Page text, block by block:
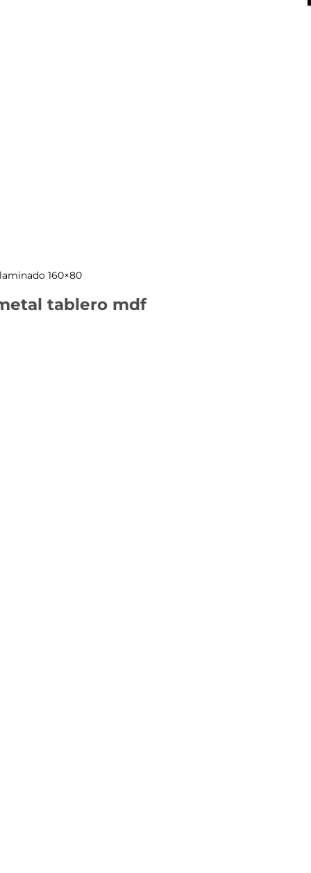
160×80
tablero mdf